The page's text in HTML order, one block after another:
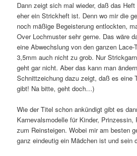
Dann zeigt sich mal wieder, daß das
eher ein Strickheft ist. Denn wo mir die
noch mäßige Begeisterung entlockten,
Over Lochmuster sehr gerne. Das wäre
eine Abwechslung von den ganzen
3,5mm auch nicht zu grob. Nur
geht gar nicht. Aber das kann man
Schnittzeichung dazu zeigt, daß es eine
gibt! Na bitte, geht doch…)
Wie der Titel schon ankündigt gibt es
Karnevalsmodelle für Kinder, Prinzessin,
zum Reinsteigen. Wobei mir am besten
ganz eindeutig ein Mädchen ist und sein